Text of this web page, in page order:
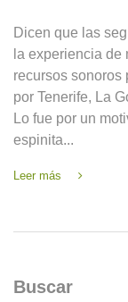
Dicen que las
la experiencia
recursos sonoros
por Tenerife, La
Lo fue por un
espinita...
Leer más
Buscar